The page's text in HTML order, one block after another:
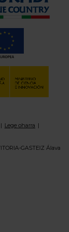
Lege oharra
GASTEIZ Álava